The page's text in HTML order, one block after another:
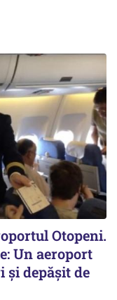
Otopeni.
Un aeroport
și depășit de